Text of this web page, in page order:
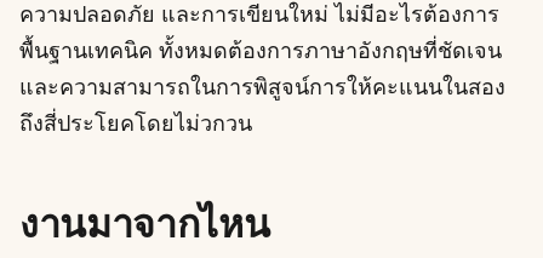
ความปลอดภัย และการเขียนใหม่ ไม่มีอะไรต้องการ
พื้นฐานเทคนิค ทั้งหมดต้องการภาษาอังกฤษที่ชัดเจน
และความสามารถในการพิสูจน์การให้คะแนนในสอง
ถึงสี่ประโยคโดยไม่วกวน
งานมาจากไหน